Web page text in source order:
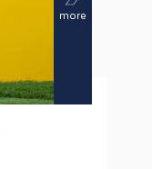
more